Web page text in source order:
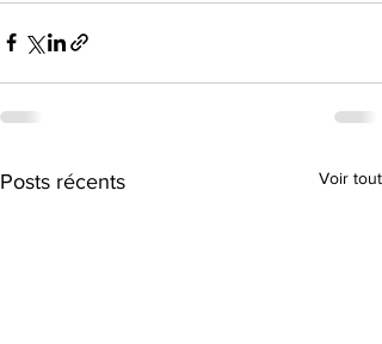
Posts récents Voir tout